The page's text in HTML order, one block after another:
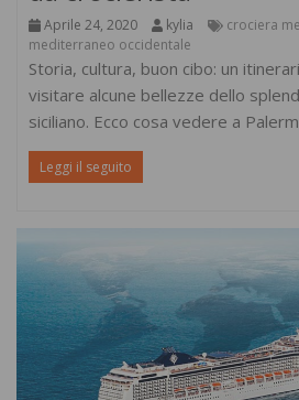
Aprile 24, 2020 kylia crociera
mediterraneo occidentale
Storia, cultura, buon cibo: un
visitare alcune bellezze dello
siciliano. Ecco cosa vedere a
Leggi il seguito